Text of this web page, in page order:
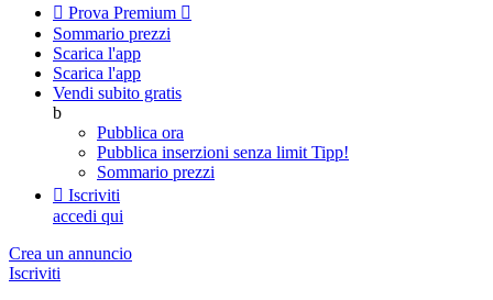
 Prova Premium 
Sommario prezzi
Scarica l'app
Scarica l'app
Vendi subito gratis
b
Pubblica ora
Pubblica inserzioni senza limit Tipp!
Sommario prezzi
 Iscriviti
accedi qui
Crea un annuncio
Iscriviti